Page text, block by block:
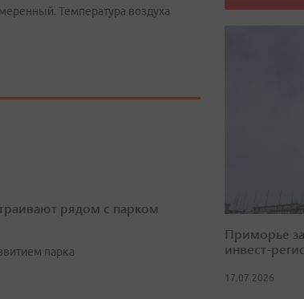
Температура воздуха
рядом с парком
парка
Приморье
инвест-
17.07.2026